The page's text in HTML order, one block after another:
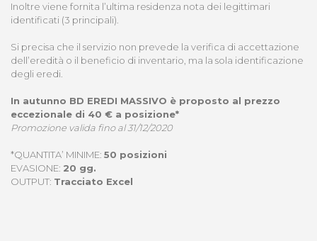
Inoltre viene fornita l’ultima residenza nota dei legittimari
identificati (3 principali).
Si precisa che il servizio non prevede la verifica di accettazione
dell’eredità o il beneficio di inventario, ma la sola identificazione
degli eredi.
In autunno BD EREDI MASSIVO è proposto al prezzo
eccezionale di 40 € a posizione*
Promozione valida fino al 31/12/2020
*QUANTITA’ MINIME: 50 posizioni
EVASIONE: 20 gg.
OUTPUT: Tracciato Excel